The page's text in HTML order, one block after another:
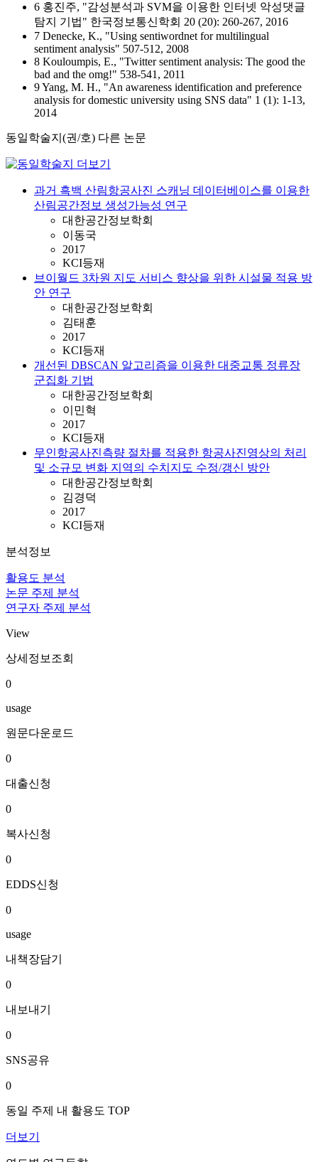
6 홍진주, "감성분석과 SVM을 이용한 인터넷 악성댓글
탐지 기법" 한국정보통신학회 20 (20): 260-267, 2016
7 Denecke, K., "Using sentiwordnet for multilingual
sentiment analysis" 507-512, 2008
8 Kouloumpis, E., "Twitter sentiment analysis: The good the
bad and the omg!" 538-541, 2011
9 Yang, M. H., "An awareness identification and preference
analysis for domestic university using SNS data" 1 (1): 1-13,
2014
동일학술지(권/호) 다른 논문
과거 흑백 산림항공사진 스캐닝 데이터베이스를 이용한
산림공간정보 생성가능성 연구
대한공간정보학회
이동국
2017
KCI등재
브이월드 3차원 지도 서비스 향상을 위한 시설물 적용 방
안 연구
대한공간정보학회
김태훈
2017
KCI등재
개선된 DBSCAN 알고리즘을 이용한 대중교통 정류장
군집화 기법
대한공간정보학회
이민혁
2017
KCI등재
무인항공사진측량 절차를 적용한 항공사진영상의 처리
및 소규모 변화 지역의 수치지도 수정/갱신 방안
대한공간정보학회
김경덕
2017
KCI등재
분석정보
활용도 분석
논문 주제 분석
연구자 주제 분석
View
상세정보조회
0
usage
원문다운로드
0
대출신청
0
복사신청
0
EDDS신청
0
usage
내책장담기
0
내보내기
0
SNS공유
0
동일 주제 내 활용도 TOP
더보기